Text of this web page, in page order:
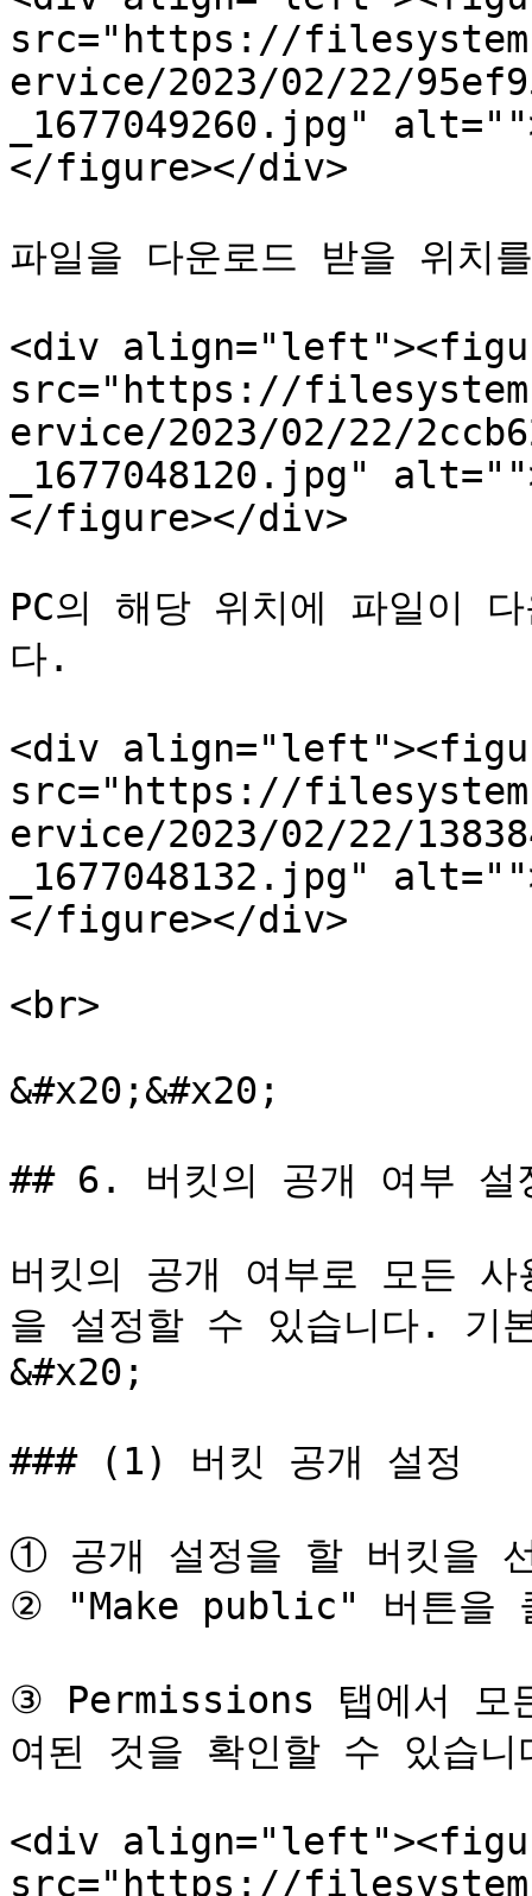
src="https://
ervice/2023/02/22/
_1677049260.jpg"
</figure></div>
파일을 다운로드 받을 위치
<div
src="https://
ervice/2023/02/22/
_1677048120.jpg"
</figure></div>
PC의 해당 위치에 파일이
다.
<div
src="https://
ervice/2023/02/22/
_1677048132.jpg"
</figure></div>
<br>
&#x20;&#x20;
## 6. 버킷의 공개 여부 설
버킷의 공개 여부로 모든
을 설정할 수 있습니다. 기
&#x20;
### (1) 버킷 공개 설정
① 공개 설정을 할 버킷을
② "Make public" 버튼을
③ Permissions 탭에서 모
여된 것을 확인할 수 있습
<div
src="https://